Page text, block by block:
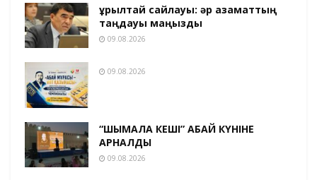
Құрылтай сайлауы: әр азаматтың
таңдауы маңызды
09.08.2026
09.08.2026
“ШЫМҚАЛА КЕШІ” АБАЙ КҮНІНЕ
АРНАЛДЫ
09.08.2026